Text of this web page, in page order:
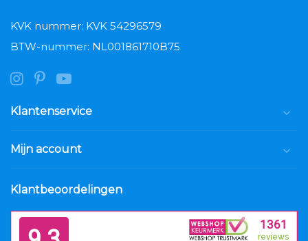
KVK nummer: KVK 54296579
BTW-nummer: NL001861710B75
Klantenservice
Mijn account
Klantbeoordelingen